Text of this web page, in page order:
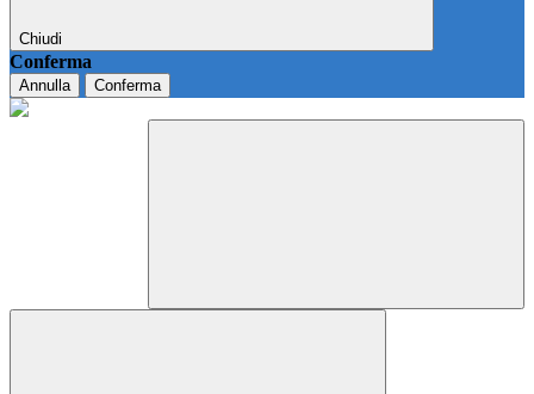
Chiudi
Conferma
Annulla Conferma